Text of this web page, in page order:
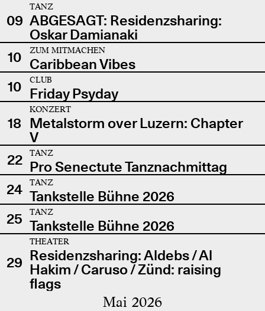
09
TANZ
ABGESAGT: Residenzsharing:
Oskar Damianaki
10
ZUM MITMACHEN
Caribbean Vibes
10
CLUB
Friday Psyday
18
KONZERT
Metalstorm over Luzern: Chapter
V
22
TANZ
Pro Senectute Tanznachmittag
24
TANZ
Tankstelle Bühne 2026
25
TANZ
Tankstelle Bühne 2026
29
THEATER
Residenzsharing: Aldebs / Al
Hakim / Caruso / Zünd: raising
flags
Mai 2026